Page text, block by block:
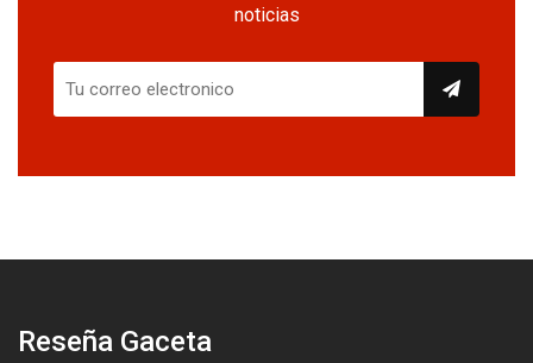
noticias
Reseña Gaceta